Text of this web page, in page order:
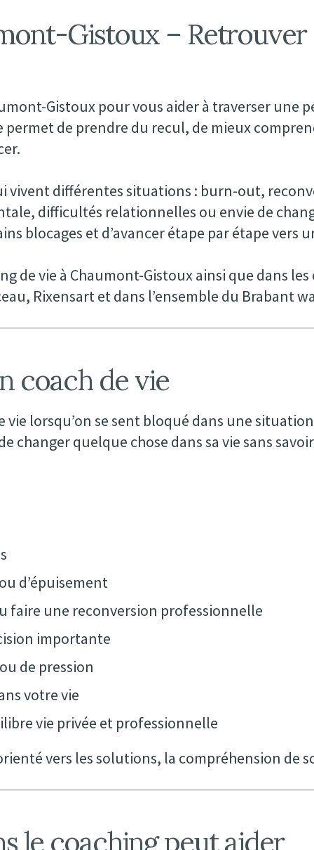
Gistoux – Retrouver
Gistoux pour vous aider à traverser une
permet de prendre du recul, de mieux
vivent différentes situations : burn-out,
difficultés relationnelles ou envie de
blocages et d’avancer étape par étape vers
de vie à Chaumont-Gistoux ainsi que dans
Rixensart et dans l’ensemble du Brabant
coach de vie
lorsqu’on se sent bloqué dans une
changer quelque chose dans sa vie sans
d’épuisement
faire une reconversion professionnelle
importante
de pression
votre vie
vie privée et professionnelle
vers les solutions, la compréhension de
le coaching peut aider